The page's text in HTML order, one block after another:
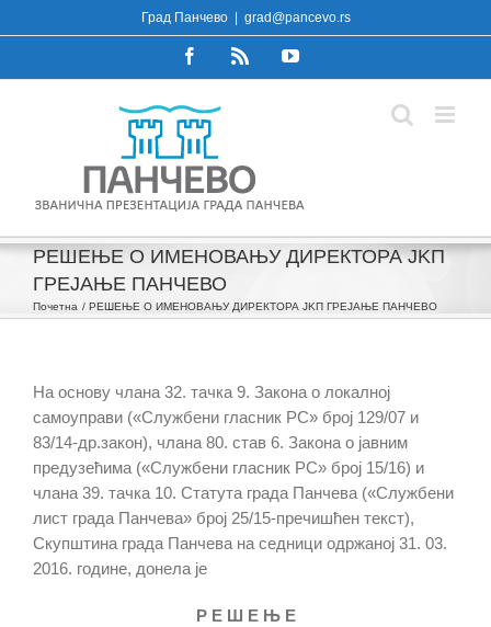
to
Град Панчево grad@pancevo.rs
FacebookRss YouTube
РЕШЕЊЕ О ИМЕНОВАЊУ ДИРЕКТОРА ЈKП
ГРЕЈАЊЕ ПАНЧЕВО
Почетна РЕШЕЊЕ О ИМЕНОВАЊУ ДИРЕКТОРА ЈKП ГРЕЈАЊЕ ПАНЧЕВО
На основу члана 32. тачка 9. Закона о локалној
самоуправи («Службени гласник РС» број 129/07 и
83/14-др.закон), члана 80. став 6. Закона о јавним
предузећима («Службени гласник РС» број 15/16) и
члана 39. тачка 10. Статута града Панчева («Службени
лист града Панчева» број 25/15-пречишћен текст),
Скупштина града Панчева на седници одржаној 31. 03.
2016. године, донела је
Р Е Ш Е Њ Е